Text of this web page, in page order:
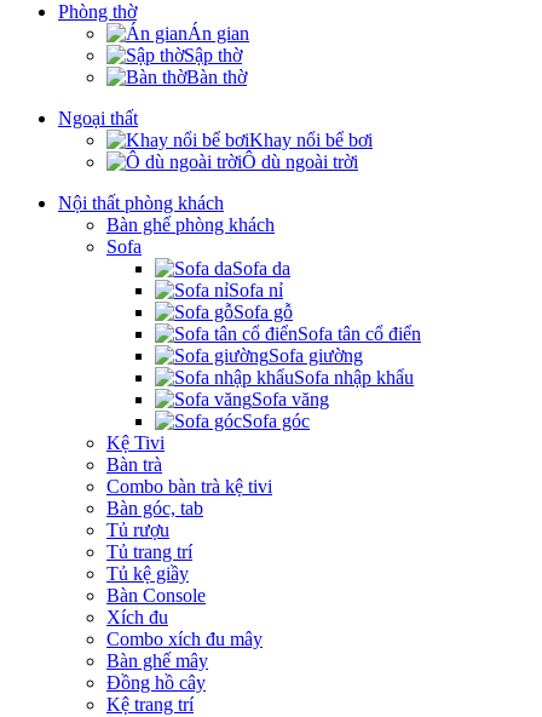
Phòng thờ
Án gian
Sập thờ
Bàn thờ
Ngoại thất
Khay nổi bể bơi
Ô dù ngoài trời
Nội thất phòng khách
Bàn ghế phòng khách
Sofa
Sofa da
Sofa nỉ
Sofa gỗ
Sofa tân cổ điển
Sofa giường
Sofa nhập khẩu
Sofa văng
Sofa góc
Kệ Tivi
Bàn trà
Combo bàn trà kệ tivi
Bàn góc, tab
Tủ rượu
Tủ trang trí
Tủ kệ giầy
Bàn Console
Xích đu
Combo xích đu mây
Bàn ghế mây
Đồng hồ cây
Kệ trang trí